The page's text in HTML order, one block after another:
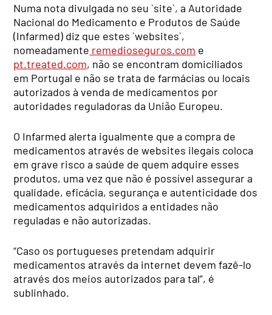
Numa nota divulgada no seu `site`, a Autoridade
Nacional do Medicamento e Produtos de Saúde
(Infarmed) diz que estes `websites`,
nomeadamente remedioseguros.com e
pt.treated.com, não se encontram domiciliados
em Portugal e não se trata de farmácias ou locais
autorizados à venda de medicamentos por
autoridades reguladoras da União Europeu.
O Infarmed alerta igualmente que a compra de
medicamentos através de websites ilegais coloca
em grave risco a saúde de quem adquire esses
produtos, uma vez que não é possível assegurar a
qualidade, eficácia, segurança e autenticidade dos
medicamentos adquiridos a entidades não
reguladas e não autorizadas.
“Caso os portugueses pretendam adquirir
medicamentos através da internet devem fazê-lo
através dos meios autorizados para tal”, é
sublinhado.